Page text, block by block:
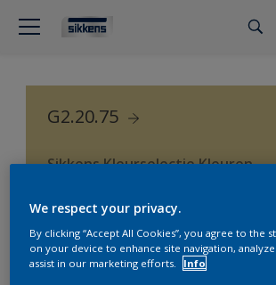
G2.20.75
Sikkens Kleurselectie Kleuren
We respect your privacy.
By clicking “Accept All Cookies”, you agree to the
on your device to enhance site navigation, analyze
assist in our marketing efforts.
Info